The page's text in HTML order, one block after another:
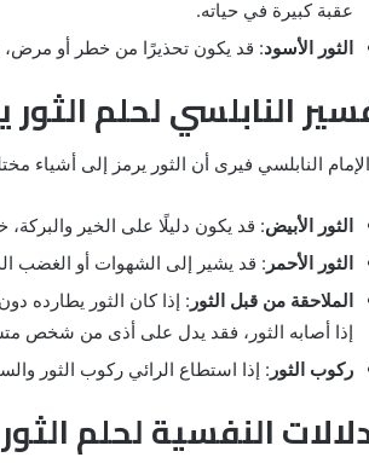
عقبة كبيرة في حياته.
الثور الأسود: قد يكون تحذيرًا من خطر أو مرض،
النابلسي لحلم الثور
النابلسي فيرى أن الثور يرمز إلى أشياء
الثور الأبيض: قد يكون دليلًا على الخير
الثور الأحمر : قد يشير إلى الشهوات أو الغضب
الملاحقة من قبل الثور : إذا كان الثور يطارده
إذا أصابه الثور، فقد يدل على أذى من شخص
ركوب الثور : إذا استطاع الرائي ركوب الثور
النفسية لحلم